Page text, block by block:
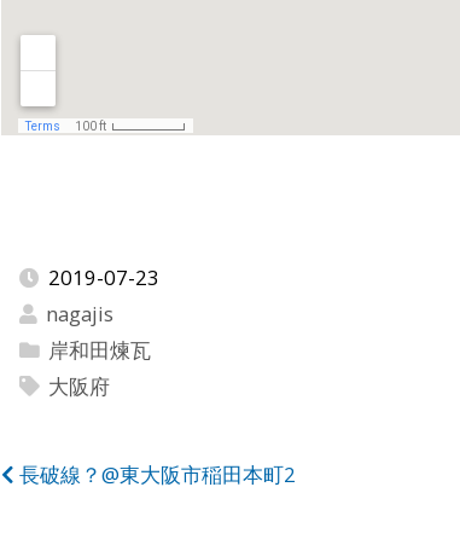
2019-07-23
nagajis
岸和田煉瓦
大阪府
投長破線？@東大阪市稲田本町2